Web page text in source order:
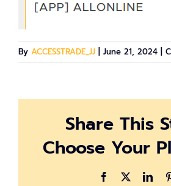
By ACCESSTRADE_JJ June 21, 2024
Share This
Choose Your
Facebook